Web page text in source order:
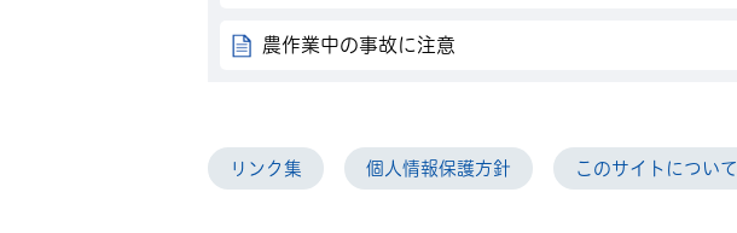
農作業中の事故に注意
リンク集 個人情報保護方針 このサイトについて